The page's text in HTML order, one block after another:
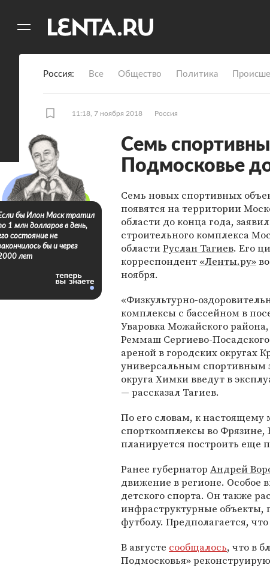
Россия Все Общество Политика
11:18, 7 ноября 2018 Россия
Семь
Подмосковье
Семь новых спортивных
появятся на территории
области до конца года,
строительного комплекса
областиРуслан Тагиев. Его
корреспондент «Ленты.ру»
ноября.
«Физкультурно-
комплексы с бассейном в
Уваровка Можайского
Реммаш Сергиево-
ареной в городских округах
универсальным спортивным
округа Химки введут в
— рассказал Тагиев.
По его словам, к
спорткомплексы во Фрязине,
планируется построить еще
Ранее губернатор Андрей
движение в регионе. Особое
детского спорта. Он также
инфраструктурные объекты,
футболу. Предполагается,
В августе сообщалось, что в
Подмосковья»
бы Илон Маск тратил
1 млн долларов в день,
состояние не
бы и через
лет